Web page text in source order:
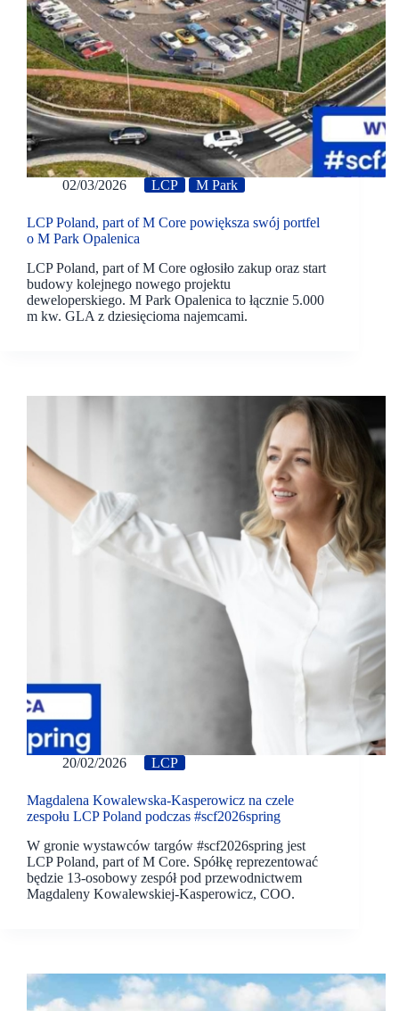
02/03/2026 LCP M Park
LCP Poland, part of M Core powiększa swój portfel
o M Park Opalenica
LCP Poland, part of M Core ogłosiło zakup oraz start
budowy kolejnego nowego projektu
deweloperskiego. M Park Opalenica to łącznie 5.000
m kw. GLA z dziesięcioma najemcami.
20/02/2026 LCP
Magdalena Kowalewska-Kasperowicz na czele
zespołu LCP Poland podczas #scf2026spring
W gronie wystawców targów #scf2026spring jest
LCP Poland, part of M Core. Spółkę reprezentować
będzie 13-osobowy zespół pod przewodnictwem
Magdaleny Kowalewskiej-Kasperowicz, COO.